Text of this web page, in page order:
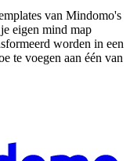
van Mindomo's
eigen mind map
worden in een
te voegen aan één van